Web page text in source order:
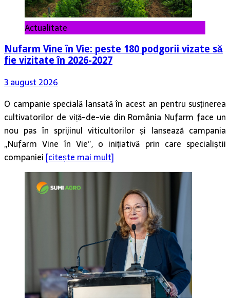
Actualitate
Nufarm Vine în Vie: peste 180 podgorii vizate să
fie vizitate în 2026-2027
3 august 2026
O campanie specială lansată în acest an pentru susținerea
cultivatorilor de viță-de-vie din România Nufarm face un
nou pas în sprijinul viticultorilor și lansează campania
„Nufarm Vine în Vie”, o inițiativă prin care specialiștii
companiei [citește mai mult]